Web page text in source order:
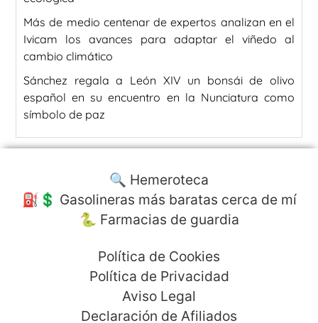
Más de medio centenar de expertos analizan en el
Ivicam los avances para adaptar el viñedo al
cambio climático
Sánchez regala a León XIV un bonsái de olivo
español en su encuentro en la Nunciatura como
símbolo de paz
🔍 Hemeroteca
⛽️💲 Gasolineras más baratas cerca de mí
🐍 Farmacias de guardia
Política de Cookies
Política de Privacidad
Aviso Legal
Declaración de Afiliados